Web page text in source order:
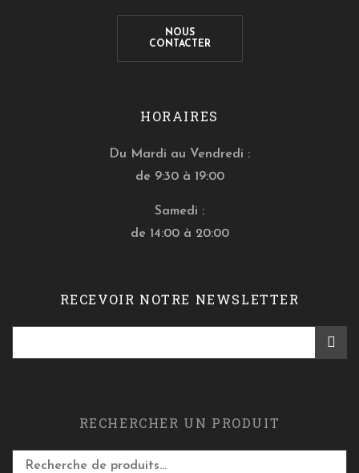
NOUS
CONTACTER
HORAIRES
Du Mardi au Vendredi :
de 9:30 à 19:00
Samedi :
de 14:00 à 20:00
RECEVOIR NOTRE NEWSLETTER
RECHERCHER UN PRODUIT